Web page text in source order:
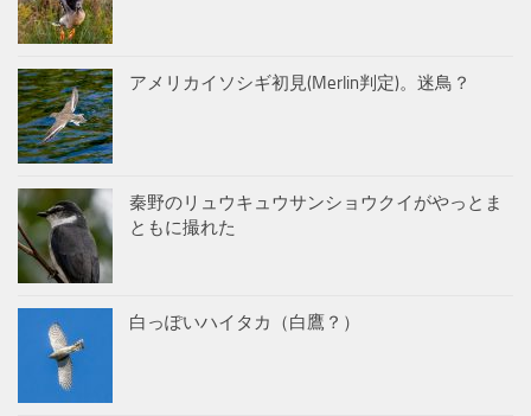
アメリカイソシギ初見(Merlin判定)。迷鳥？
秦野のリュウキュウサンショウクイがやっとま
ともに撮れた
白っぽいハイタカ（白鷹？）